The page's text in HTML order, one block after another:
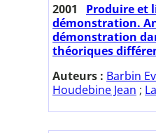
2001
Produire et
démonstration.
démonstration
théoriques
Auteurs : Barbin
Houdebine Jean ;